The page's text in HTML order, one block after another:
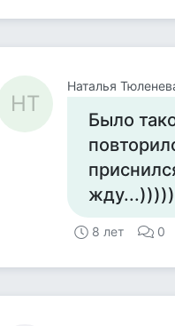
НТ
Наталья
Было
жду...)))))
8 лет 0